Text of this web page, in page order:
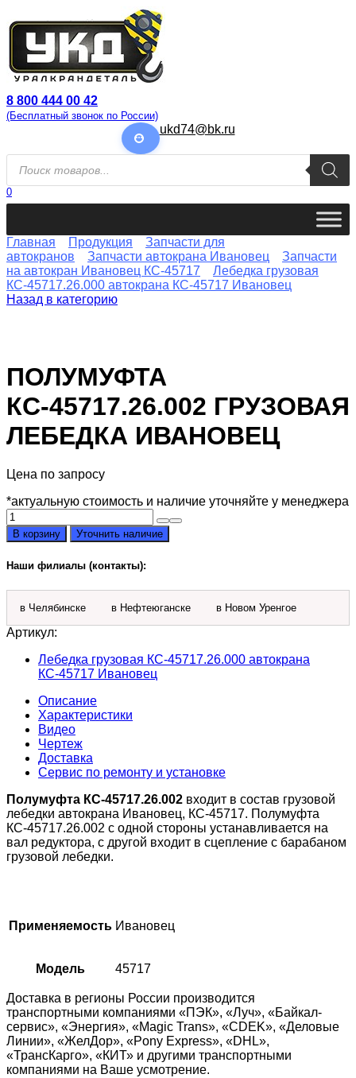
к
содержанию
8 800 444 00 42
(Бесплатный звонок по России)
ukd74@bk.ru
Поиск
товаров
0
Главная Продукция
Запчасти для
автокранов
Запчасти автокрана Ивановец
Запчасти
на автокран Ивановец КС-45717
Лебедка грузовая
КС-45717.26.000 автокрана КС-45717 Ивановец
Назад в категорию
ПОЛУМУФТА
КС-45717.26.002 ГРУЗОВАЯ
ЛЕБЕДКА ИВАНОВЕЦ
Цена по запросу
*актуальную стоимость и наличие уточняйте у менеджера
Количество
товара
Полумуфта
КС-45717.26.002
грузовая
лебедка
Ивановец
В корзину Уточнить наличие
Наши филиалы (контакты):
в Челябинске в Нефтеюганске в Новом Уренгое
Артикул:
Лебедка грузовая КС-45717.26.000 автокрана
КС-45717 Ивановец
Описание
Характеристики
Видео
Чертеж
Доставка
Сервис по ремонту и установке
Полумуфта КС-45717.26.002 входит в состав грузовой
лебедки автокрана Ивановец, КС-45717. Полумуфта
КС-45717.26.002 с одной стороны устанавливается на
вал редуктора, с другой входит в сцепление с барабаном
грузовой лебедки.
Применяемость Ивановец
Модель 45717
Доставка в регионы России производится
транспортными компаниями «ПЭК», «Луч», «Байкал-
сервис», «Энергия», «Magic Trans», «CDEK», «Деловые
Линии», «ЖелДор», «Pony Express», «DHL»,
«ТрансКарго», «КИТ» и другими транспортными
компаниями на Ваше усмотрение.